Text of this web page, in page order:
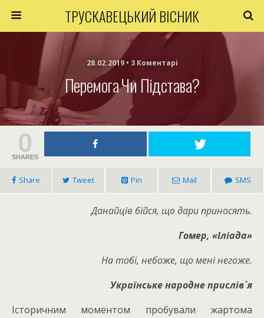
ТРУСКАВЕЦЬКИЙ ВІСНИК
28.02.2019 • 3 Коментарі
Перемога Чи Підстава?
0
SHARES
Share Tweet Pin Mail SMS
Данайців бійся, що дари приносять.
Гомер, «Іліада»
На тобі, небоже, що мені негоже.
Українське народне прислів`я
Історичним моментом пробували жартома